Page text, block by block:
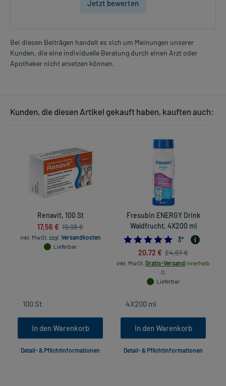
Jetzt bewerten
Bei diesen Beiträgen handelt es sich um Meinungen unserer
Kunden, die eine individuelle Beratung durch einen Arzt oder
Apotheker nicht ersetzen können.
Kunden, die diesen Artikel gekauft haben, kauften auch:
Renavit, 100 St
17,56 € 19,98 €
inkl. MwSt. zzgl. Versandkosten
Lieferbar
In den Warenkorb
Detail- & Pflichtinformationen
Fresubin ENERGY Drink
Waldfrucht, 4X200 ml
5.0
3*
20,72 € 24,67 €
inkl. MwSt. Gratis-Versand innerhalb
D.
Lieferbar
In den Warenkorb
Detail- & Pflichtinformationen